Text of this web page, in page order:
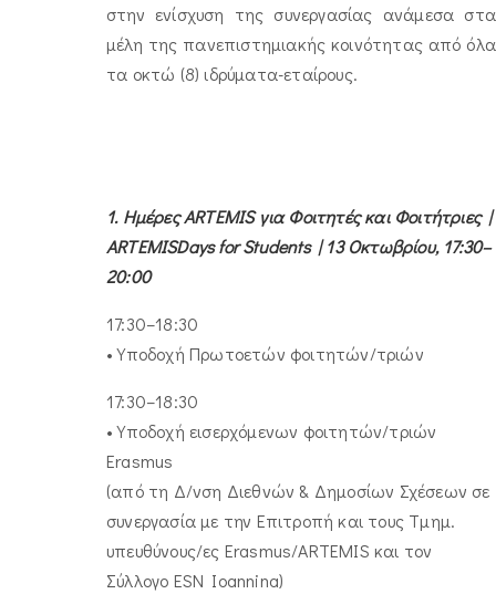
στην ενίσχυση της συνεργασίας ανάμεσα στα
μέλη της πανεπιστημιακής κοινότητας από όλα
τα οκτώ (8) ιδρύματα-εταίρους.
1. Ημέρες ARTEMIS για Φοιτητές και Φοιτήτριες |
ARTEMISDays for Students | 13 Οκτωβρίου, 17:30–
20:00
17:30–18:30
• Υποδοχή Πρωτοετών φοιτητών/τριών
17:30–18:30
• Υποδοχή εισερχόμενων φοιτητών/τριών
Erasmus
(από τη Δ/νση Διεθνών & Δημοσίων Σχέσεων σε
συνεργασία με την Επιτροπή και τους Τμημ.
υπευθύνους/ες Erasmus/ARTEMIS και τον
Σύλλογο ESN Ioannina)